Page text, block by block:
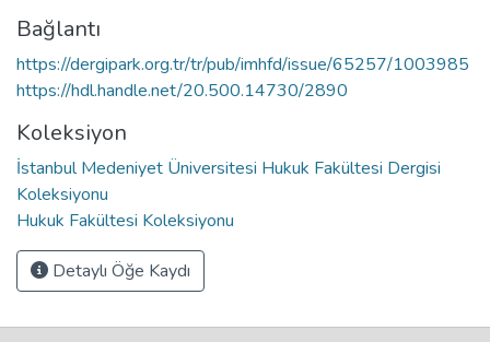
Bağlantı
https://dergipark.org.tr/tr/pub/imhfd/issue/65257/1003985
https://hdl.handle.net/20.500.14730/2890
Koleksiyon
İstanbul Medeniyet Üniversitesi Hukuk Fakültesi Dergisi
Koleksiyonu
Hukuk Fakültesi Koleksiyonu
Detaylı Öğe Kaydı